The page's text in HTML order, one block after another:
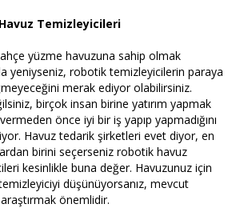
Temizleyicileri
yüzme havuzuna sahip olmak
yeniyseniz, robotik temizleyicilerin paraya
merak ediyor olabilirsiniz.
birçok insan birine yatırım yapmak
önce iyi bir iş yapıp yapmadığını
Havuz tedarik şirketleri evet diyor, en
birini seçerseniz robotik havuz
kesinlikle buna değer. Havuzunuz için
düşünüyorsanız, mevcut
önemlidir.